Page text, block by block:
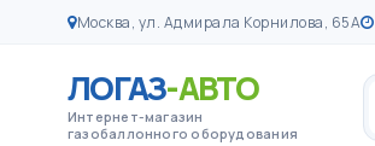
Москва, ул. Адмирала Корнилова, 65А
ЛОГАЗ-АВТО
Интернет-магазин
газобаллонного оборудования